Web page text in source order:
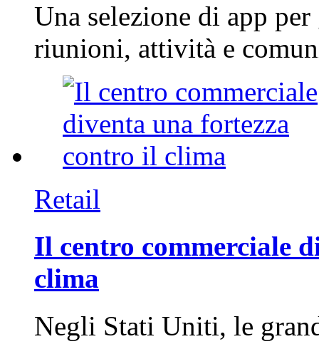
Una selezione di app
riunioni, attività e
Retail
Il centro commerciale
clima
Negli Stati Uniti, le